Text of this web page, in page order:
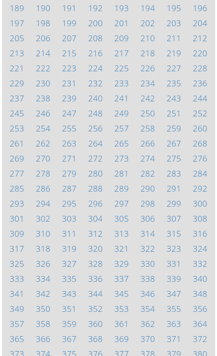
189
190 191 192 193 194 195
196
197
198 199 200 201 202 203
204
205
206 207 208 209 210 211
212
213
214 215 216 217 218 219
220
221
222 223 224 225 226 227
228
229
230 231 232 233 234 235
236
237
238 239 240 241 242 243
244
245
246 247 248 249 250 251
252
253
254 255 256 257 258 259
260
261
262 263 264 265 266 267
268
269
270 271 272 273 274 275
276
277
278 279 280 281 282 283
284
285
286 287 288 289 290 291
292
293
294 295 296 297 298 299
300
301
302 303 304 305 306 307
308
309
310 311 312 313 314 315
316
317
318 319 320 321 322 323
324
325
326 327 328 329 330 331
332
333
334 335 336 337 338 339
340
341
342 343 344 345 346 347
348
349
350 351 352 353 354 355
356
357
358 359 360 361 362 363
364
365
366 367 368 369 370 371
372